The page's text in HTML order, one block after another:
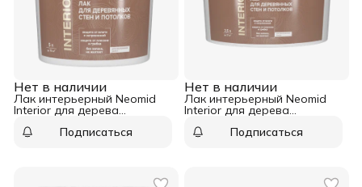
Нет в наличии
Лак интерьерный Neomid
Interior для дерева
Подписаться
Нет в наличии
Лак интерьерный Neomid
Interior для дерева
Подписаться